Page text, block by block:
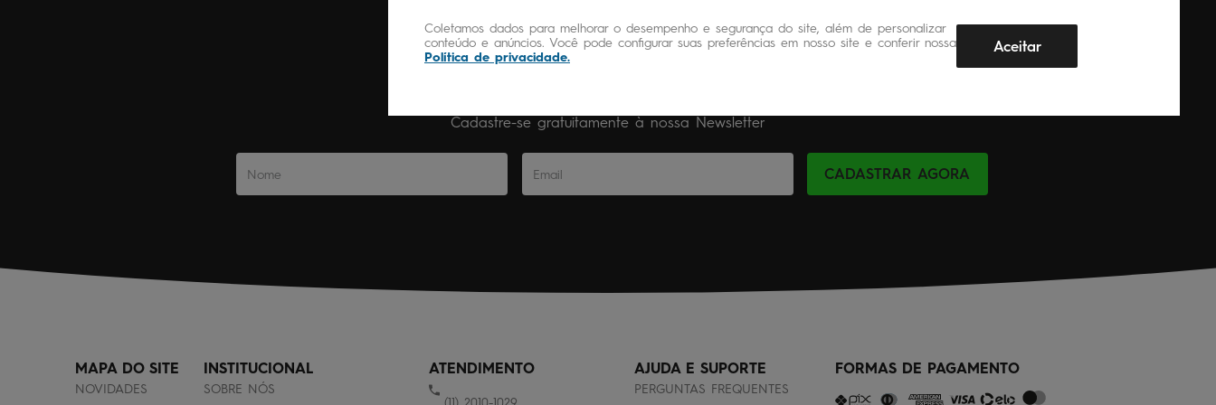
Coletamos dados para melhorar o desempenho e segurança do site, além de personalizar
conteúdo e anúncios. Você pode configurar suas preferências em nosso site e conferir nossa
Política de privacidade.
Aceitar
Cadastre-se gratuitamente à nossa Newsletter
CADASTRAR AGORA
MAPA DO SITE
NOVIDADES
INSTITUCIONAL
SOBRE NÓS
ATENDIMENTO AJUDA E SUPORTE
PERGUNTAS FREQUENTES
FORMAS DE PAGAMENTO